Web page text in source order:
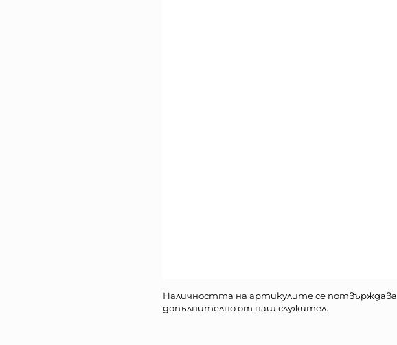
Наличността на артикулите се потвърждава
допълнително от наш служител.